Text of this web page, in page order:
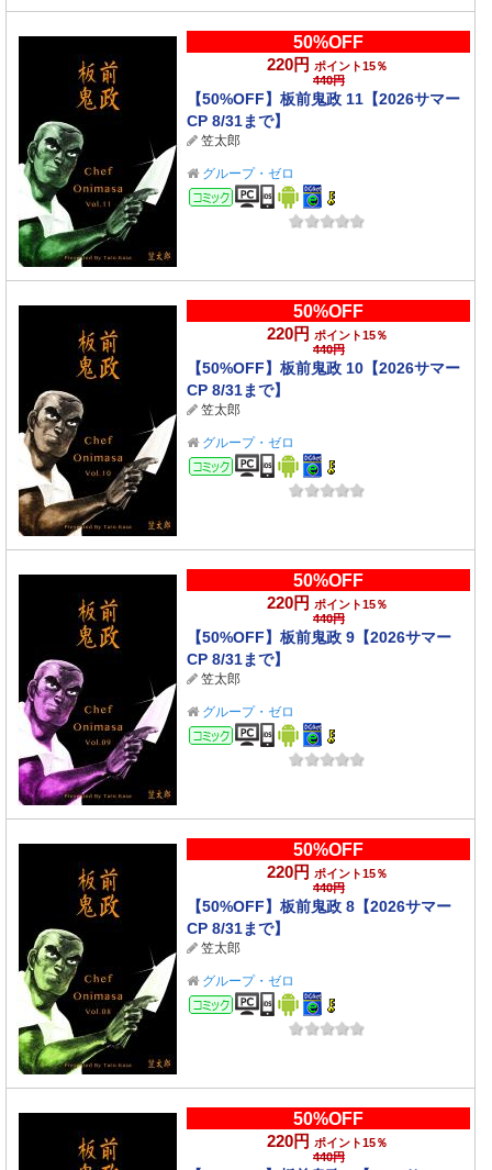
50%OFF
220円 ポイント15％
440円
【50%OFF】板前鬼政 11【2026サマー
CP 8/31まで】
笠太郎
グループ・ゼロ
コミック
50%OFF
220円 ポイント15％
440円
【50%OFF】板前鬼政 10【2026サマー
CP 8/31まで】
笠太郎
グループ・ゼロ
コミック
50%OFF
220円 ポイント15％
440円
【50%OFF】板前鬼政 9【2026サマー
CP 8/31まで】
笠太郎
グループ・ゼロ
コミック
50%OFF
220円 ポイント15％
440円
【50%OFF】板前鬼政 8【2026サマー
CP 8/31まで】
笠太郎
グループ・ゼロ
コミック
50%OFF
220円 ポイント15％
440円